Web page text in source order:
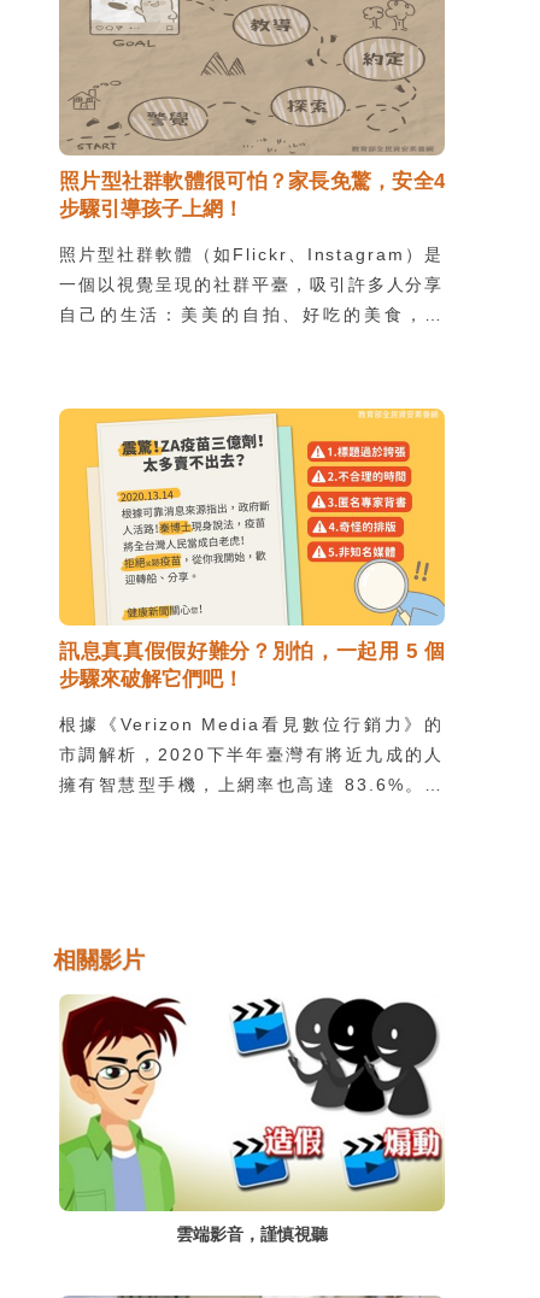
照片型社群軟體很可怕？家長免驚，安全4
步驟引導孩子上網！
照片型社群軟體（如Flickr、Instagram）是
一個以視覺呈現的社群平臺，吸引許多人分享
自己的生活：美美的自拍、好吃的美食，然
又感覺不夠熟悉照片型社群軟體的生態，該怎
麼辦呢？兒福聯盟的調查中便發現，有 41％
的兒少認為父母的網路安全教育不實用。別擔
心，就讓我們跟著兒福和 Instagram 合作推
出的「Instagram 家長指南」一起 update
資訊吧！
訊息真真假假好難分？別怕，一起用 5 個
步驟來破解它們吧！
根據《Verizon Media看見數位行銷力》的
市調解析，2020下半年臺灣有將近九成的人
擁有智慧型手機，上網率也高達 83.6%。每
相關影片
雲端影音，謹慎視聽